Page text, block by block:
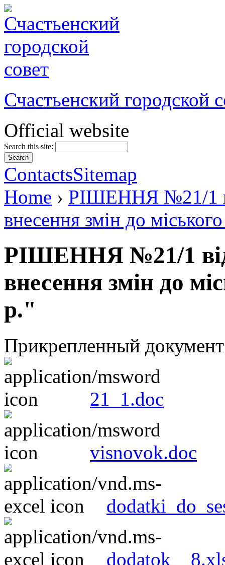
Счастьенский городской
Official website
Search this site:
ContactsSitemap
Home › РІШЕННЯ №21/1
внесення змін до
РІШЕННЯ №21/1
внесення змін до
р."
Прикрепленный
21_1.doc
visnovok.doc